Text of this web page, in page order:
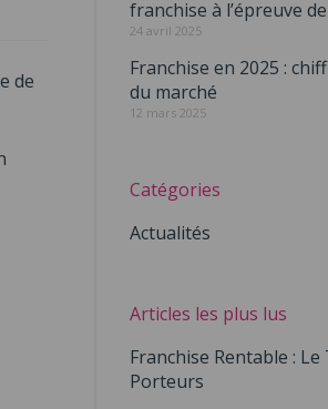
de
franchise à l’épreuve
24 avril 2025
Franchise en 2025 :
du marché
12 mars 2025
Catégories
Actualités
Articles les plus lus
Franchise Rentable :
Porteurs